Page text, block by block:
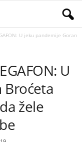
U jeku pandemije Goran
U
Broćeta
žele